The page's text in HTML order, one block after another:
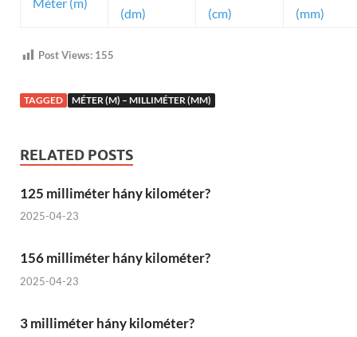
(dm)
(cm)
(mm)
Post Views: 155
TAGGED MÉTER (M) – MILLIMÉTER (MM)
RELATED POSTS
125 milliméter hány kilométer?
2025-04-23
156 milliméter hány kilométer?
2025-04-23
3 milliméter hány kilométer?